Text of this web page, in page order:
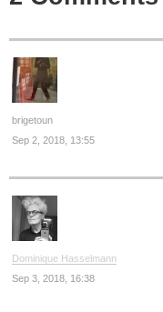
brigetoun
Sep 2, 2018, 13:55
Dominique Hasselmann
Sep 3, 2018, 16:38